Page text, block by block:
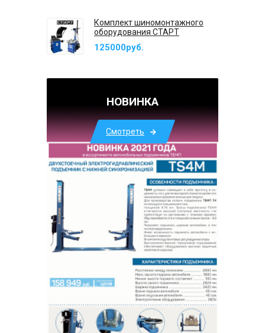
Комплект шиномонтажного
оборудования СТАРТ
125000руб.
НОВИНКА
Смотреть